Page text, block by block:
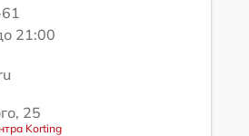
21:00
25
Korting